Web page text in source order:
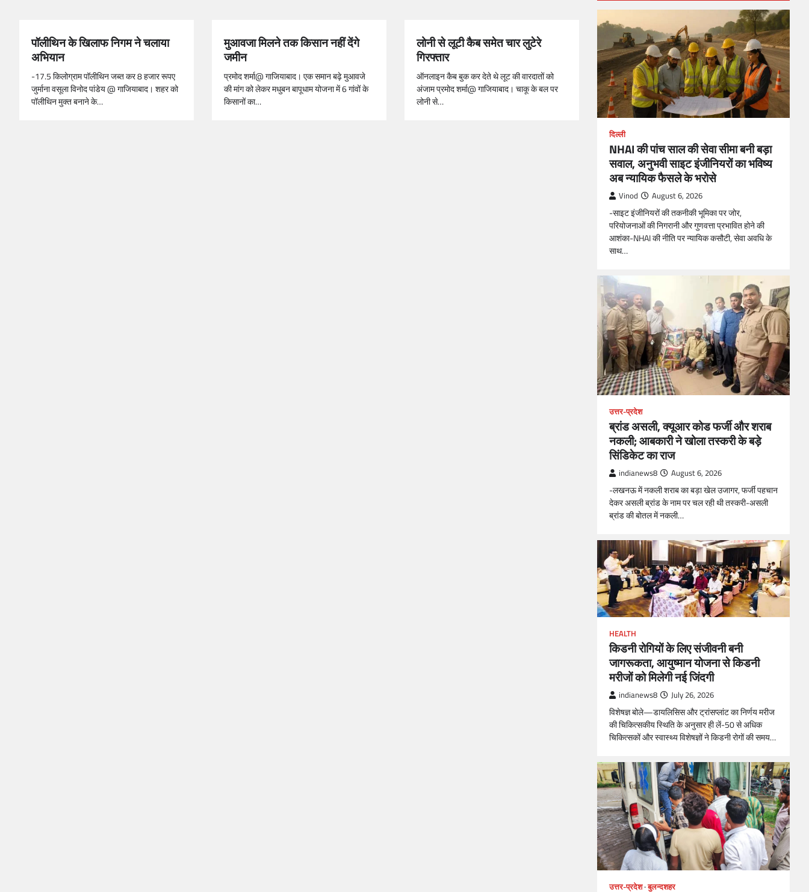
पॉलीथिन के खिलाफ निगम ने चलाया
अभियान
-17.5 किलोग्राम पॉलीथिन जब्त कर 8 हजार रूपए
जुर्माना वसूला विनोद पांडेय @ गाजियाबाद। शहर को
पॉलीथिन मुक्त बनाने के…
मुआवजा मिलने तक किसान नहीं देंगे
जमीन
प्रमोद शर्मा@ गाजियाबाद। एक समान बढ़े मुआवजे
की मांग को लेकर मधुबन बापूधाम योजना में 6 गांवों के
किसानों का…
लोनी से लूटी कैब समेत चार लुटेरे
गिरफ्तार
ऑनलाइन कैब बुक कर देते थे लूट की वारदातों को
अंजाम प्रमोद शर्मा@ गाजियाबाद। चाकू के बल पर
लोनी से…
दिल्ली
NHAI की पांच साल की सेवा सीमा बनी बड़ा
सवाल, अनुभवी साइट इंजीनियरों का भविष्य
अब न्यायिक फैसले के भरोसे
Vinod August 6, 2026
-साइट इंजीनियरों की तकनीकी भूमिका पर जोर,
परियोजनाओं की निगरानी और गुणवत्ता प्रभावित होने की
आशंका-NHAI की नीति पर न्यायिक कसौटी, सेवा अवधि के
साथ…
उत्तर-प्रदेश
ब्रांड असली, क्यूआर कोड फर्जी और शराब
नकली; आबकारी ने खोला तस्करी के बड़े
सिंडिकेट का राज
indianews8 August 6, 2026
-लखनऊ में नकली शराब का बड़ा खेल उजागर, फर्जी पहचान
देकर असली ब्रांड के नाम पर चल रही थी तस्करी-असली
ब्रांड की बोतल में नकली…
HEALTH
किडनी रोगियों के लिए संजीवनी बनी
जागरूकता, आयुष्मान योजना से किडनी
मरीजों को मिलेगी नई जिंदगी
indianews8 July 26, 2026
विशेषज्ञ बोले—डायलिसिस और ट्रांसप्लांट का निर्णय मरीज
की चिकित्सकीय स्थिति के अनुसार ही लें-50 से अधिक
चिकित्सकों और स्वास्थ्य विशेषज्ञों ने किडनी रोगों की समय…
उत्तर-प्रदेश बुलन्दशहर